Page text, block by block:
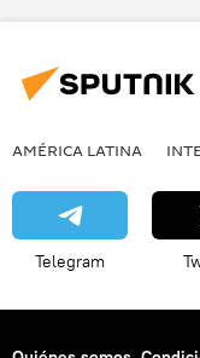
Fuerzas Armadas de
AMÉRICA LATINA
Telegram